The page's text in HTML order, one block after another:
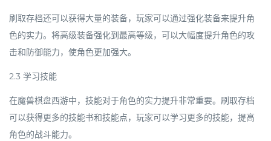
刷取存档还可以获得大量的装备，玩家可以通过强化装备来提升角
色的实力。将高级装备强化到最高等级，可以大幅度提升角色的攻
击和防御能力，使角色更加强大。
2.3 学习技能
在魔兽棋盘西游中，技能对于角色的实力提升非常重要。刷取存档
可以获得更多的技能书和技能点，玩家可以学习更多的技能，提高
角色的战斗能力。